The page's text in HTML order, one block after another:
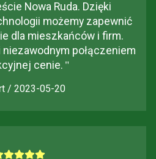
Nowa Ruda. Dzięki
możemy zapewnić
dla mieszkańców i firm.
połączeniem
cenie. "
/ 2023-05-20